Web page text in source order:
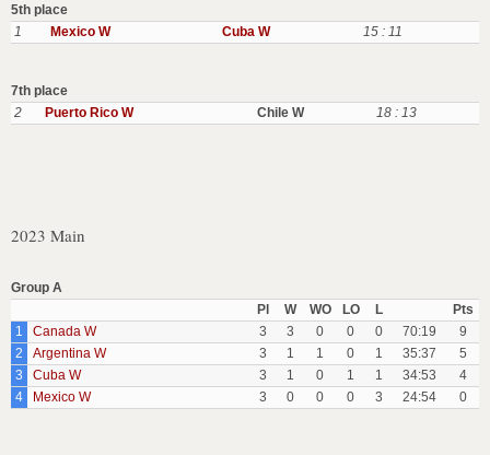
5th place
1
Mexico W Cuba W 15 : 11
7th place
2
Puerto Rico W Chile W 18 : 13
2023 Main
Group A
Pl
W WO LO L
Pts
1
Canada W 3 3 0 0 0 70:19
9
2
Argentina W 3 1 1 0 1 35:37
5
3
Cuba W 3 1 0 1 1 34:53
4
4
Mexico W 3 0 0 0 3 24:54 0